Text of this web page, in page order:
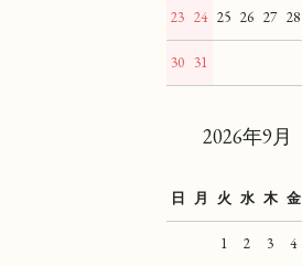
23 24 25 26 27 28
30 31
2026年9月
日 月 火 水 木 金
1 2 3 4